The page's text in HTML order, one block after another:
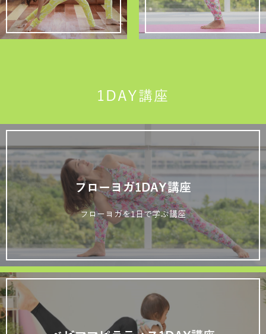
1DAY講座
フローヨガ1DAY講座
フローヨガを1日で学ぶ講座